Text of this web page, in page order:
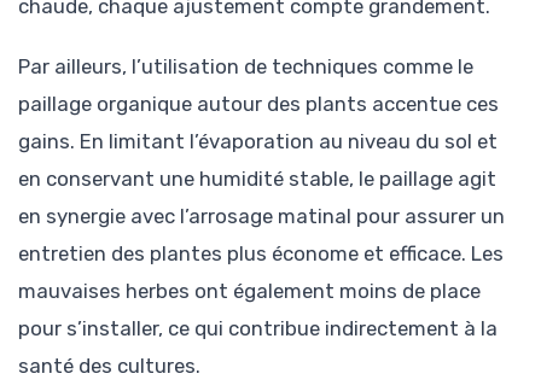
chaude, chaque ajustement compte grandement.
Par ailleurs, l’utilisation de techniques comme le
paillage organique autour des plants accentue ces
gains. En limitant l’évaporation au niveau du sol et
en conservant une humidité stable, le paillage agit
en synergie avec l’arrosage matinal pour assurer un
entretien des plantes plus économe et efficace. Les
mauvaises herbes ont également moins de place
pour s’installer, ce qui contribue indirectement à la
santé des cultures.